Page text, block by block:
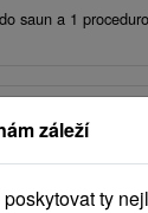
saun a 1
Piešťanský
★ ★PiešťanyOd 2
záleží
ty